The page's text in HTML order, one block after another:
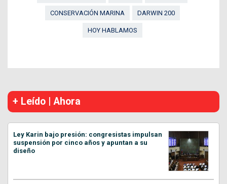
CONSERVACIÓN MARINA DARWIN 200
HOY HABLAMOS
+ Leído | Ahora
Ley Karin bajo presión: congresistas impulsan
suspensión por cinco años y apuntan a su
diseño